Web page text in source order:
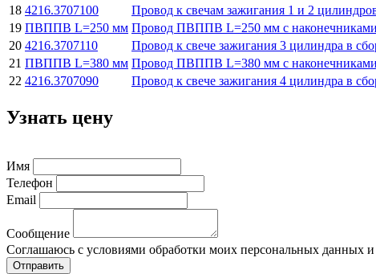
18 4216.3707100 Провод к свечам зажигания 1 и 2
19 ПВППВ L=250 мм Провод ПВППВ L=250 мм с наконечниками
20 4216.3707110 Провод к свече зажигания 3 цилиндра в
21 ПВППВ L=380 мм Провод ПВППВ L=380 мм с наконечниками
22 4216.3707090 Провод к свече зажигания 4 цилиндра в
Узнать цену
Имя
Телефон
Email
Сообщение
Соглашаюсь с условиями обработки моих персональных данных
Отправить